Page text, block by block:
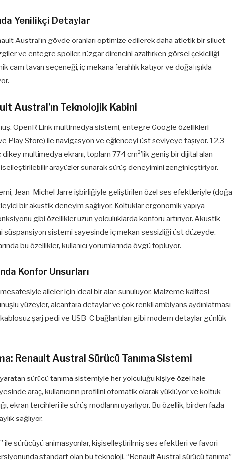
Yenilikçi Detaylar
Austral’ın gövde oranları optimize edilerek daha atletik bir siluet
ve entegre spoiler, rüzgar direncini azaltırken görsel çekiciliği
cam tavan seçeneği, iç mekana ferahlık katıyor ve doğal ışıkla
Austral’ın Teknolojik Kabini
OpenR Link multimedya sistemi, entegre Google özellikleri
Play Store) ile navigasyon ve eğlenceyi üst seviyeye taşıyor. 12.3
multimedya ekranı, toplam 774 cm²’lik geniş bir dijital alan
arayüzler sunarak sürüş deneyimini zenginleştiriyor.
Jean-Michel Jarre işbirliğiyle geliştirilen özel ses efektleriyle (doğa
bir akustik deneyim sağlıyor. Koltuklar ergonomik yapıya
gibi özellikler uzun yolculuklarda konforu artırıyor. Akustik
süspansiyon sistemi sayesinde iç mekan sessizliği üst düzeyde.
bu özellikler, kullanıcı yorumlarında övgü topluyor.
Konfor Unsurları
aileler için ideal bir alan sunuluyor. Malzeme kalitesi
yüzeyler, alcantara detaylar ve çok renkli ambiyans aydınlatması
şarj pedi ve USB-C bağlantıları gibi modern detaylar günlük
Renault Austral Sürücü Tanıma Sistemi
yaratan sürücü tanıma sistemiyle her yolculuğu kişiye özel hale
araç, kullanıcının profilini otomatik olarak yüklüyor ve koltuk
ekran tercihleri ile sürüş modlarını uyarlıyor. Bu özellik, birden fazla
sağlıyor.
ile sürücüyü animasyonlar, kişiselleştirilmiş ses efektleri ve favori
standart olan bu teknoloji, “Renault Austral sürücü tanıma”